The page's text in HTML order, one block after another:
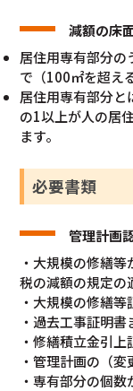
減額の床
居住用専有部分の
で（100㎡を超え
居住用専有部分
の1以上が人の居
ます。
必要書類
管理計画
・大規模の修繕
税の減額の規定の
・大規模の修繕
・過去工事証明
・修繕積立金引
・管理計画の（
・専有部分の個